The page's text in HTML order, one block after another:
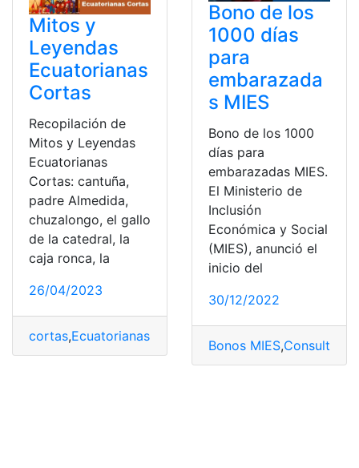
Mitos y
Leyendas
Ecuatorianas
Cortas
Recopilación de
Mitos y Leyendas
Ecuatorianas
Cortas: cantuña,
padre Almedida,
chuzalongo, el gallo
de la catedral, la
caja ronca, la
26/04/2023
cortas,Ecuatorianas
Bono de los
1000 días
para
embarazada
s MIES
Bono de los 1000
días para
embarazadas MIES.
El Ministerio de
Inclusión
Económica y Social
(MIES), anunció el
inicio del
30/12/2022
Bonos MIES,Consultas